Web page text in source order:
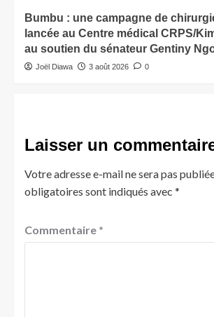
Bumbu : une campagne de
lancée au Centre médical CRPS/
au soutien du sénateur Gentiny
Joël Diawa 3 août 2026 0
Laisser un
Votre adresse e-mail ne sera pas
obligatoires sont indiqués avec *
Commentaire *